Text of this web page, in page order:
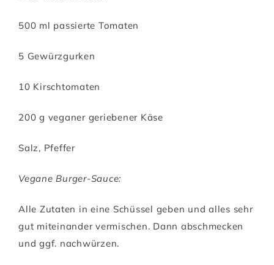
500 ml passierte Tomaten
5 Gewürzgurken
10 Kirschtomaten
200 g veganer geriebener Käse
Salz, Pfeffer
Vegane Burger-Sauce:
Alle Zutaten in eine Schüssel geben und alles sehr
gut miteinander vermischen. Dann abschmecken
und ggf. nachwürzen.